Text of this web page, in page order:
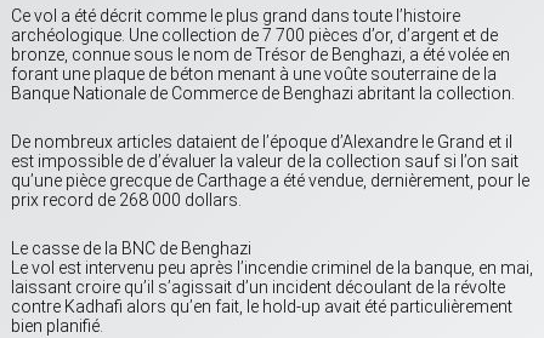
Ce vol a été décrit comme le plus grand dans toute l’histoire
archéologique. Une collection de 7 700 pièces d’or, d’argent et de
bronze, connue sous le nom de Trésor de Benghazi, a été volée en
forant une plaque de béton menant à une voûte souterraine de la
Banque Nationale de Commerce de Benghazi abritant la collection.
De nombreux articles dataient de l’époque d’Alexandre le Grand et il
est impossible de d’évaluer la valeur de la collection sauf si l’on sait
qu’une pièce grecque de Carthage a été vendue, dernièrement, pour le
prix record de 268 000 dollars.
Le casse de la BNC de Benghazi
Le vol est intervenu peu après l’incendie criminel de la banque, en mai,
laissant croire qu’il s’agissait d’un incident découlant de la révolte
contre Kadhafi alors qu’en fait, le hold-up avait été particulièrement
bien planifié.